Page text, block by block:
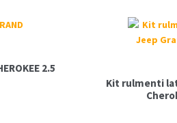
2.5
Kit rulmenti